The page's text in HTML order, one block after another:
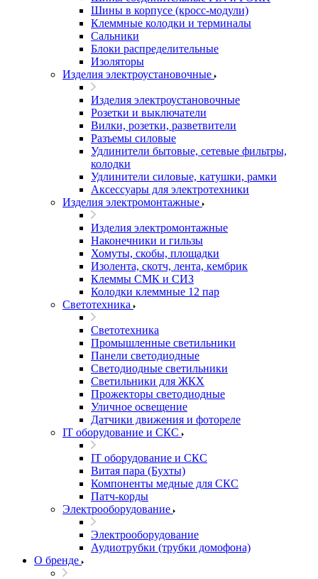
Шины в корпусе (кросс-модули)
Клеммные колодки и терминалы
Сальники
Блоки распределительные
Изоляторы
Изделия электроустановочные
Изделия электроустановочные
Розетки и выключатели
Вилки, розетки, разветвители
Разъемы силовые
Удлинители бытовые, сетевые фильтры,
колодки
Удлинители силовые, катушки, рамки
Аксессуары для электротехники
Изделия электромонтажные
Изделия электромонтажные
Наконечники и гильзы
Хомуты, скобы, площадки
Изолента, скотч, лента, кембрик
Клеммы СМК и СИЗ
Колодки клеммные 12 пар
Светотехника
Светотехника
Промышленные светильники
Панели светодиодные
Светодиодные светильники
Светильники для ЖКХ
Прожекторы светодиодные
Уличное освещение
Датчики движения и фотореле
IT оборудование и СКС
IT оборудование и СКС
Витая пара (Бухты)
Компоненты медные для СКС
Патч-корды
Электрооборудование
Электрооборудование
Аудиотрубки (трубки домофона)
О бренде